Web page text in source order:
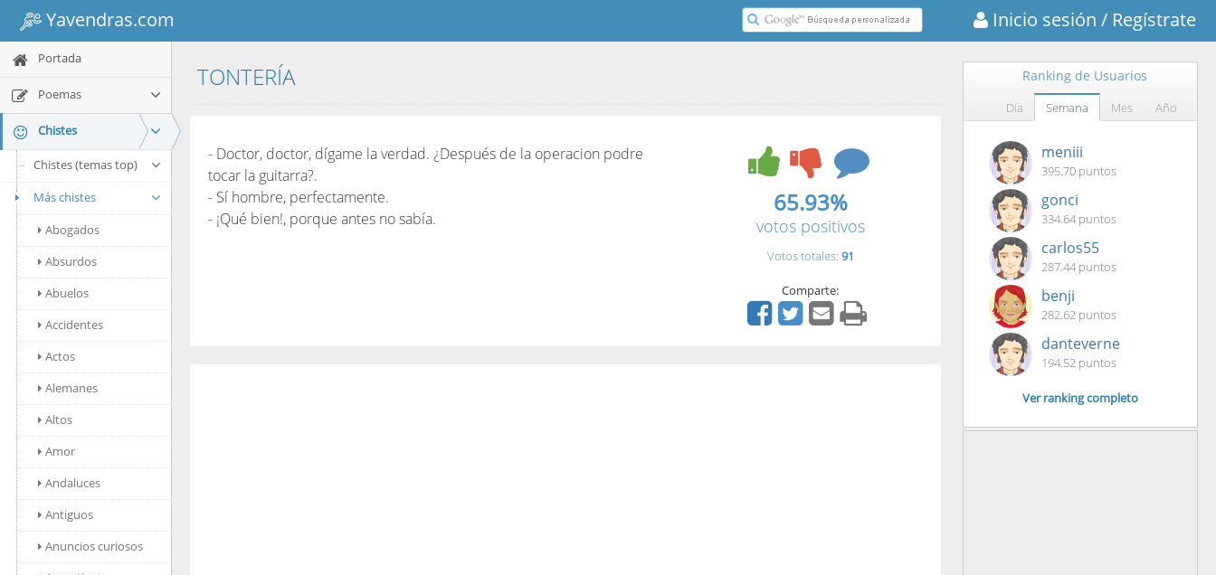
Yavendras.com Inicio sesión / Regístrate
Portada
Poemas
Chistes
Chistes (temas top)
Más chistes
Abogados
Absurdos
Abuelos
Accidentes
Actos
Alemanes
Altos
Amor
Andaluces
Antiguos
Anuncios curiosos
TONTERÍA
- Doctor, doctor, dígame la verdad. ¿Después de la operacion podre
tocar la guitarra?.
- Sí hombre, perfectamente.
- ¡Qué bien!, porque antes no sabía.
65.93%
votos positivos
Votos totales: 91
Comparte:
Ranking de Usuarios
Día Semana Mes Año
meniii
395.70 puntos
gonci
334.64 puntos
carlos55
287.44 puntos
benji
282.62 puntos
danteverne
194.52 puntos
Ver ranking completo